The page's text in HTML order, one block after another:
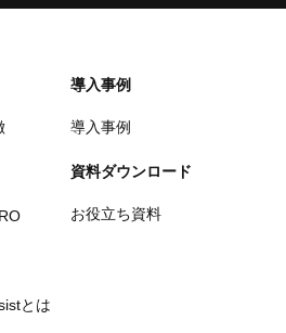
とは
導入事例
導入事例
資料ダウンロード
お役立ち資料